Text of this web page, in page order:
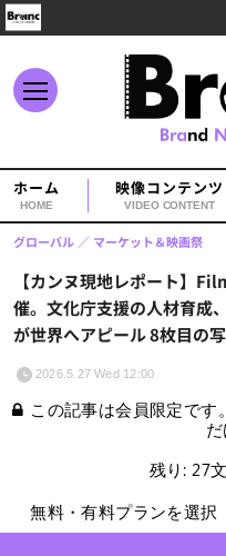
ホーム
HOME
映像コンテンツ
VIDEO CONTENT
【カンヌ現地レポート】
催。文化庁支援の人材育成
が世界へアピール 8枚目の
グローバル マーケット＆映画祭
2026.5.27 Wed 12:00
この記事は会員限定で
だ
残り: 27
無料・有料プランを選択